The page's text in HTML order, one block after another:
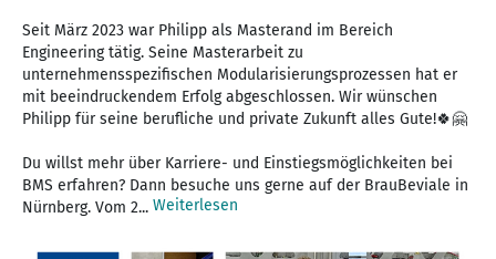
Seit März 2023 war Philipp als Masterand im Bereich
Engineering tätig. Seine Masterarbeit zu
unternehmensspezifischen Modularisierungsprozessen hat er
mit beeindruckendem Erfolg abgeschlossen. Wir wünschen
Philipp für seine berufliche und private Zukunft alles Gute!🍀🤗
Du willst mehr über Karriere- und Einstiegsmöglichkeiten bei
BMS erfahren? Dann besuche uns gerne auf der BrauBeviale in
Nürnberg. Vom 2... Weiterlesen